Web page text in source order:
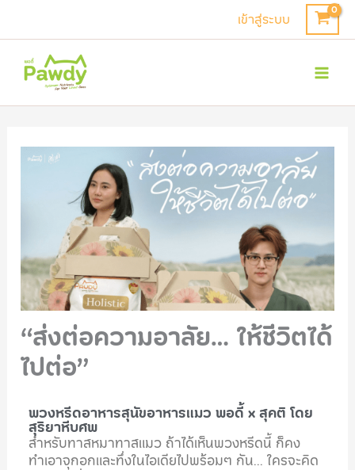
content
เข้าสู่ระบบ
“ส่งต่อความอาลัย… ให้ชีวิตได้
ไปต่อ”
พวงหรีดอาหารสุนัขอาหารแมว พอดี้ x สุคติ โดย
สุริยาหีบศพ
สำหรับทาสหมาทาสแมว ถ้าได้เห็นพวงหรีดนี้ ก็คง
ทำเอาจุกอกและทึ่งในไอเดียไปพร้อมๆ กัน... ใครจะคิด